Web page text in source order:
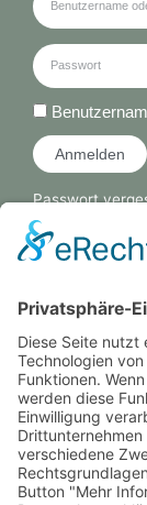
Anmelden
Passwort